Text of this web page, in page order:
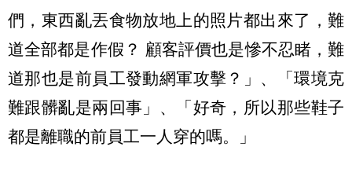
們，東西亂丟食物放地上的照片都出來了，難
道全部都是作假？ 顧客評價也是慘不忍睹，難
道那也是前員工發動網軍攻擊？」、「環境克
難跟髒亂是兩回事」、「好奇，所以那些鞋子
都是離職的前員工一人穿的嗎。」